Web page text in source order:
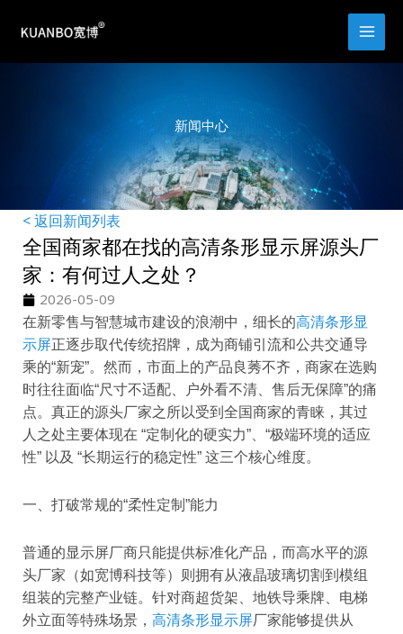
新闻中心
< 返回新闻列表
全国商家都在找的高清条形显示屏源头厂
家：有何过人之处？
2026-05-09
在新零售与智慧城市建设的浪潮中，细长的高清条形显
示屏正逐步取代传统招牌，成为商铺引流和公共交通导
乘的“新宠”。然而，市面上的产品良莠不齐，商家在选购
时往往面临“尺寸不适配、户外看不清、售后无保障”的痛
点。真正的源头厂家之所以受到全国商家的青睐，其过
人之处主要体现在 “定制化的硬实力”、“极端环境的适应
性” 以及 “长期运行的稳定性” 这三个核心维度。
一、打破常规的“柔性定制”能力
普通的显示屏厂商只能提供标准化产品，而高水平的源
头厂家（如宽博科技等）则拥有从液晶玻璃切割到模组
组装的完整产业链。针对商超货架、地铁导乘牌、电梯
外立面等特殊场景， 高清条形显示屏厂家能够提供从